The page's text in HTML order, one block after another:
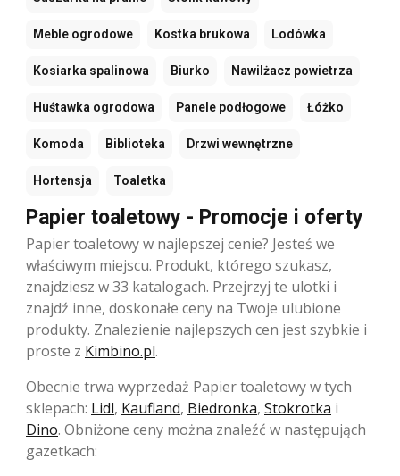
Meble ogrodowe Kostka brukowa Lodówka
Kosiarka spalinowa Biurko Nawilżacz powietrza
Huśtawka ogrodowa Panele podłogowe Łóżko
Komoda Biblioteka Drzwi wewnętrzne
Hortensja Toaletka
Papier toaletowy - Promocje i oferty
Papier toaletowy w najlepszej cenie? Jesteś we
właściwym miejscu. Produkt, którego szukasz,
znajdziesz w 33 katalogach. Przejrzyj te ulotki i
znajdź inne, doskonałe ceny na Twoje ulubione
produkty. Znalezienie najlepszych cen jest szybkie i
proste z Kimbino.pl.
Obecnie trwa wyprzedaż Papier toaletowy w tych
sklepach: Lidl, Kaufland, Biedronka, Stokrotka i
Dino. Obniżone ceny można znaleźć w następująch
gazetkach: